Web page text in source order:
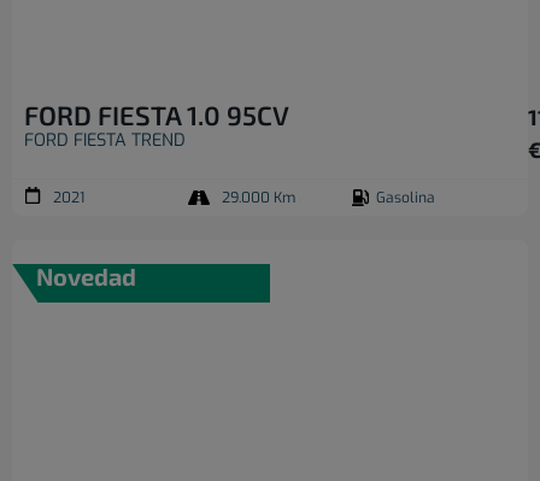
FORD FIESTA 1.0 95CV
FORD FIESTA TREND
2021 29.000 Km Gasolina
Novedad